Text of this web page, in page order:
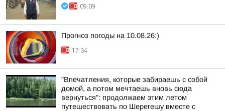
09:09
Прогноз погоды на 10.08.26:)
17:34
"Впечатления, которые забираешь с собой
домой, а потом мечтаешь вновь сюда
вернуться": продолжаем этим летом
путешествовать по Шерегешу вместе с